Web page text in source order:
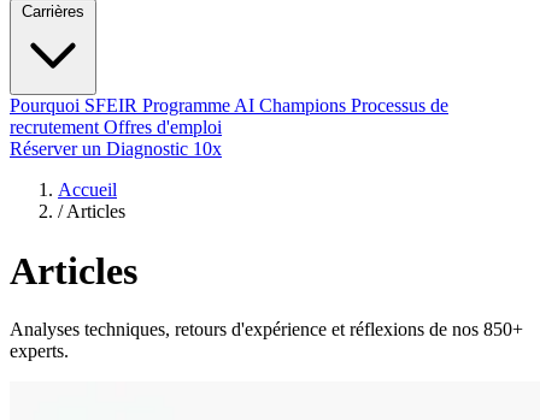
Carrières
Pourquoi SFEIR Programme AI Champions Processus de
recrutement Offres d'emploi
Réserver un Diagnostic 10x
Accueil
/ Articles
Articles
Analyses techniques, retours d'expérience et réflexions de nos 850+
experts.